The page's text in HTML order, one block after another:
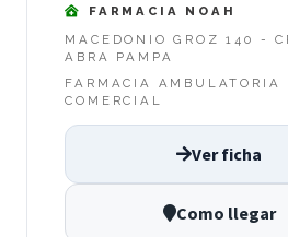
FARMACIA NOAH
MACEDONIO GROZ 140 -
ABRA PAMPA
FARMACIA AMBULATORIA
COMERCIAL
Ver ficha
Como llegar